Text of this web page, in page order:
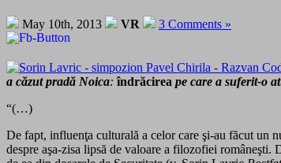
May 10th, 2013 VR 3 Comments »
a căzut pradă Noica:îndrăcirea pe care a suferit-o
“(…)
De fapt, influenţa culturală a celor care şi-au făcut un
despre aşa-zisa lipsă de valoare a filozofiei